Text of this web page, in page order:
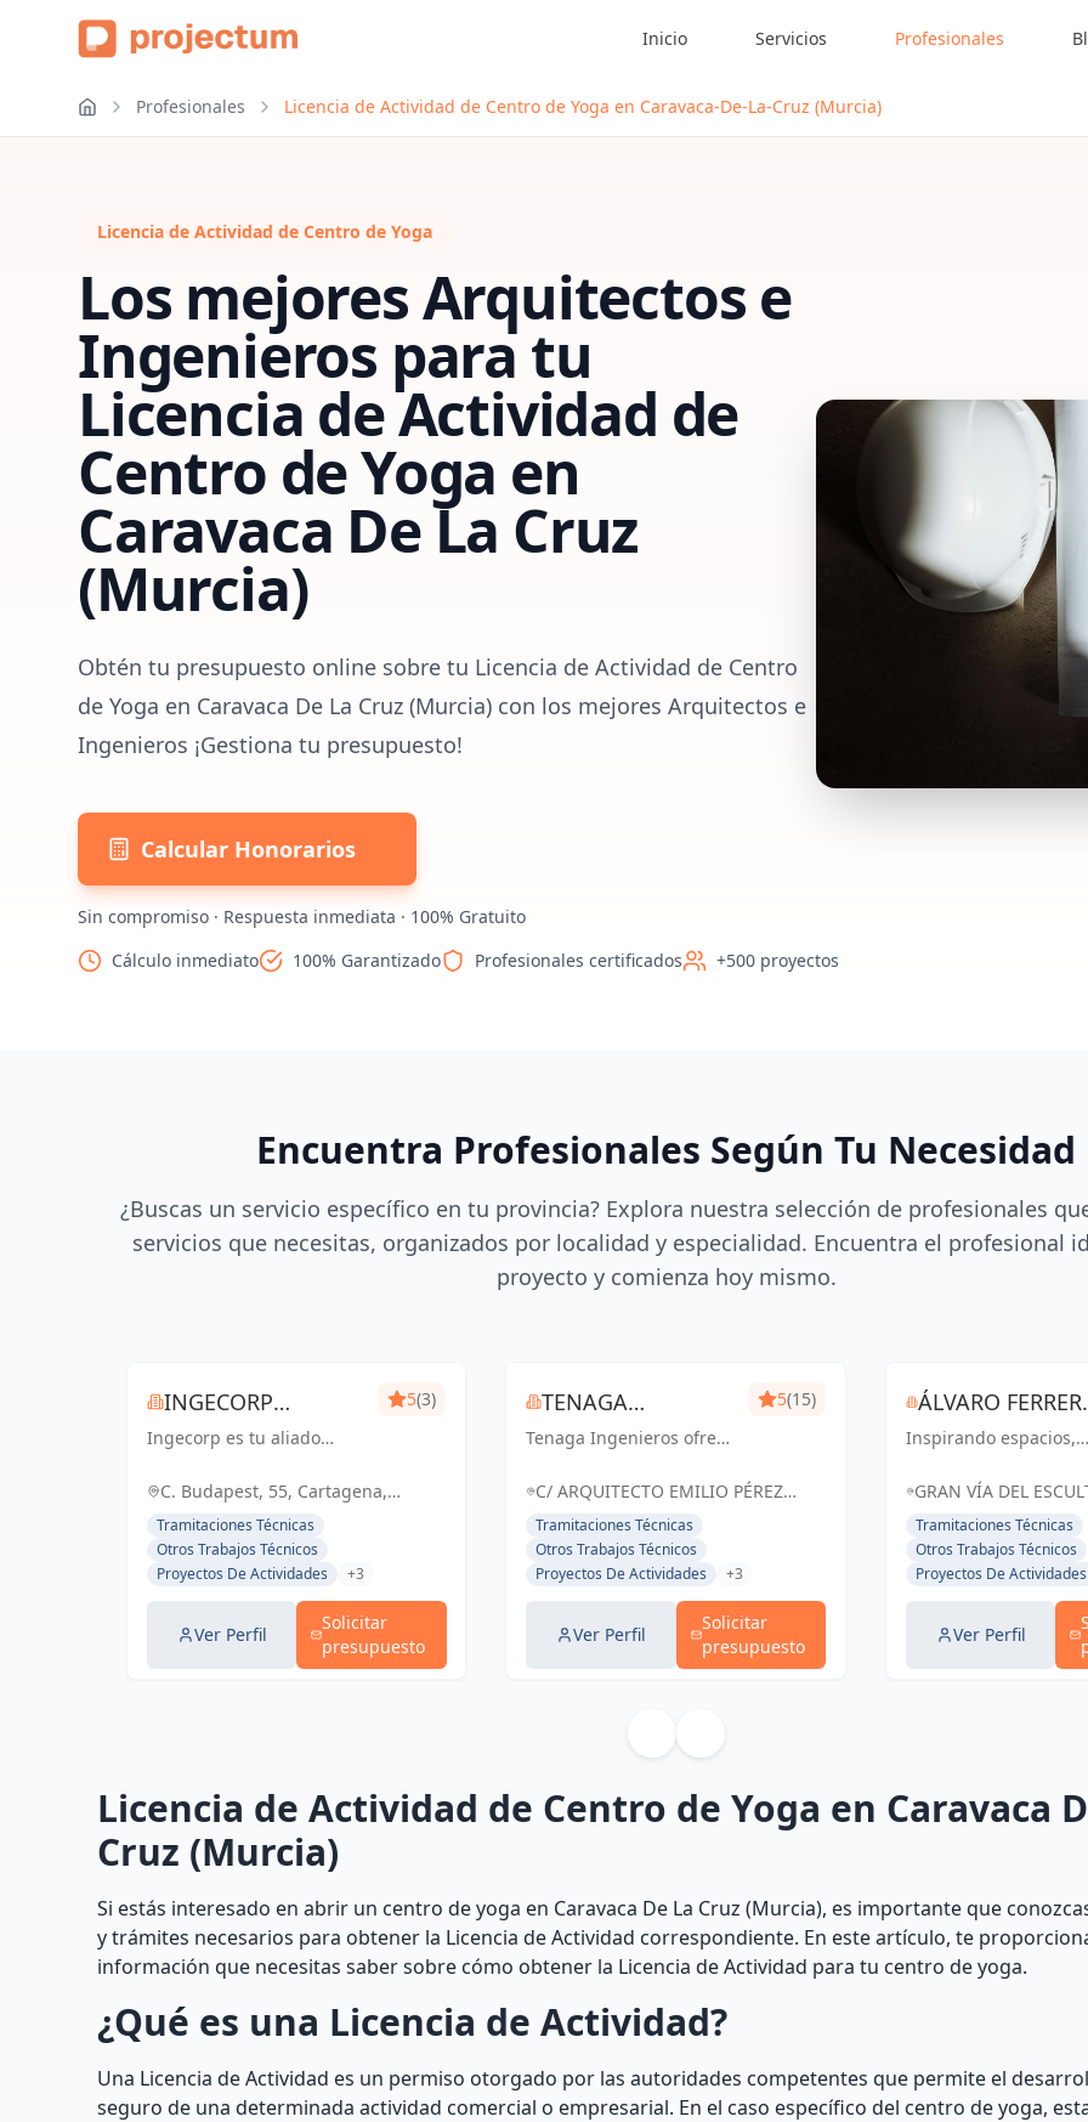
Inicio Servicios Profesionales
Profesionales Licencia de Actividad de Centro de Yoga en Caravaca-De-La-Cruz (Murcia)
Licencia de Actividad de Centro de Yoga
Los mejores Arquitectos e
Ingenieros para tu
Licencia de Actividad de
Centro de Yoga en
Caravaca De La Cruz
(Murcia)
Obtén tu presupuesto online sobre tu Licencia de Actividad de Centro
de Yoga en Caravaca De La Cruz (Murcia) con los mejores Arquitectos e
Ingenieros ¡Gestiona tu presupuesto!
Calcular Honorarios
Sin compromiso · Respuesta inmediata · 100% Gratuito
Cálculo inmediato
100% Garantizado Profesionales certificados +500 proyectos
Encuentra Profesionales Según Tu Necesidad
¿Buscas un servicio específico en tu provincia? Explora nuestra selección de profesionales
servicios que necesitas, organizados por localidad y especialidad. Encuentra el profesional
proyecto y comienza hoy mismo.
INGECORP
PROYECTOS
Ingecorp es tu aliado
la realización de tu
proyecto. Especializados
en licencias, proyectos
ejecutivos, reformas y
energía solar. Expertos
5(3)
C. Budapest, 55, Cartagena,
España, España
Tramitaciones Técnicas
Otros Trabajos Técnicos
Proyectos De Actividades
+3
Ver Perfil
Solicitar
presupuesto
TENAGA
INGENIEROS SL
Tenaga Ingenieros ofrece
en ingeniería, centrados
energética y reducir
costos para sus clientes.
Desde proyectos hasta
5(15)
C/ ARQUITECTO EMILIO PÉREZ
PIÑERO Nº 17 BAJO MURCIA,
España
Tramitaciones Técnicas
Otros Trabajos Técnicos
Proyectos De Actividades
+3
Ver Perfil
Solicitar
presupuesto
ÁLVARO FERRER,
ARQUITECTO
Inspirando espacios,
GRAN VÍA DEL
FRANCISCO
ESPAÑA, España
Tramitaciones Técnicas
Otros Trabajos Técnicos
Proyectos De Actividades
Ver Perfil
Licencia de Actividad de Centro de Yoga en Caravaca
Cruz (Murcia)
Si estás interesado en abrir un centro de yoga en Caravaca De La Cruz (Murcia), es importante que
y trámites necesarios para obtener la Licencia de Actividad correspondiente. En este artículo, te
información que necesitas saber sobre cómo obtener la Licencia de Actividad para tu centro de yoga.
¿Qué es una Licencia de Actividad?
Una Licencia de Actividad es un permiso otorgado por las autoridades competentes que permite el
seguro de una determinada actividad comercial o empresarial. En el caso específico del centro de yoga,